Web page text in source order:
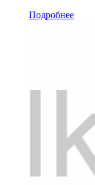
Подробнее